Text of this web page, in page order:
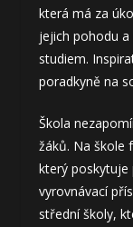
která má za
jejich pohodu
studiem.
poradkyně na
Škola
žáků. Na škole
který poskytuje
vyrovnávací
střední školy,